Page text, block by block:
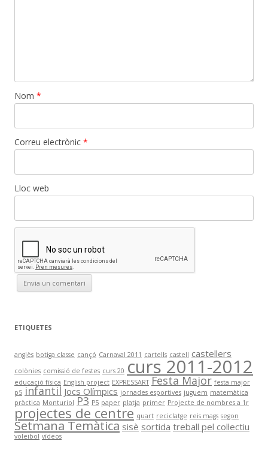
Nom *
Correu electrònic *
Lloc web
ETIQUETES
anglès botiga classe cançó Carnaval 2011 cartells castell castellers
colònies comissió de festes curs 20 curs 2011-2012
educació física English project EXPRESSART Festa Major festa major
p5 infantil Jocs Olímpics jornades esportives juguem matemàtica
pràctica Monturiol P3 P5 paper platja primer Projecte de nombres a 1r
projectes de centre quart reciclatge reis mags segon
Setmana Temàtica sisè sortida treball pel col·lectiu
voleibol vídeos